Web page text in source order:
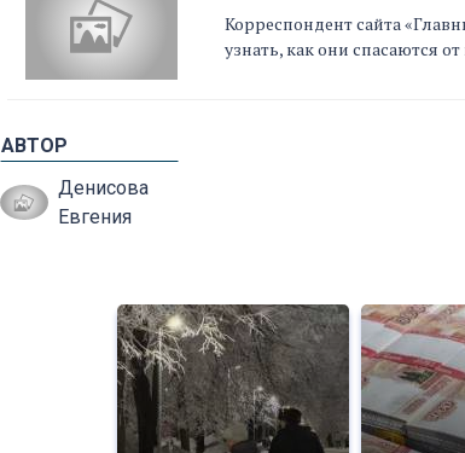
Корреспондент сайта
узнать, как они спасаются
АВТОР
Денисова
Евгения